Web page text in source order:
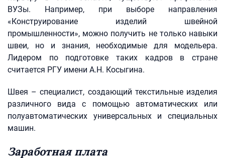
ВУЗы. Например, при выборе направления
«Конструирование изделий швейной
промышленности», можно получить не только навыки
швеи, но и знания, необходимые для модельера.
Лидером по подготовке таких кадров в стране
считается РГУ имени А.Н. Косыгина.
Швея – специалист, создающий текстильные изделия
различного вида с помощью автоматических или
полуавтоматических универсальных и специальных
машин.
Заработная плата